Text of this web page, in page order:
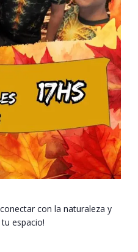
con la naturaleza y
espacio!